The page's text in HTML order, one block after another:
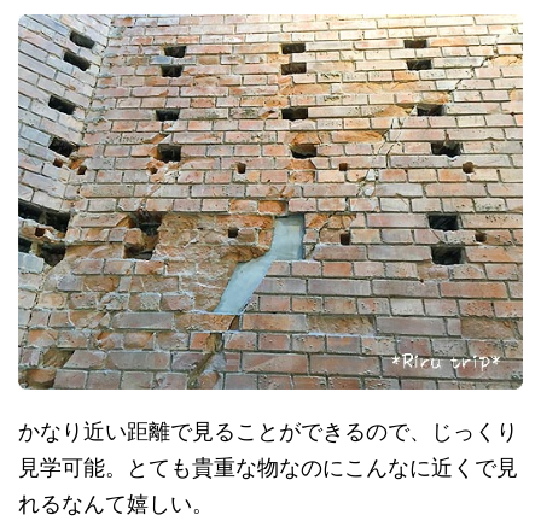
かなり近い距離で見ることができるので、じっくり
見学可能。とても貴重な物なのにこんなに近くで見
れるなんて嬉しい。